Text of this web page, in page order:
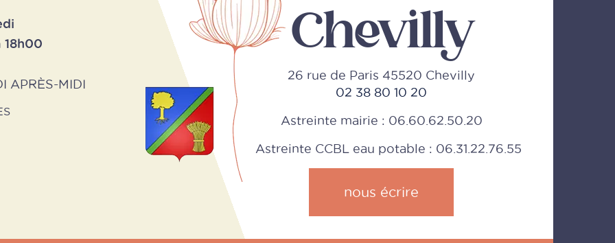
18h00
APRÈS-MIDI
Chevilly
26 rue de Paris 45520 Chevilly
02 38 80 10 20
Astreinte mairie : 06.60.62.50.20
Astreinte CCBL eau potable : 06.31.22.76.55
nous écrire